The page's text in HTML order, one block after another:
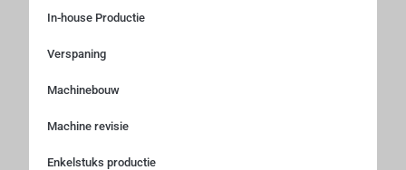
In-house Productie
Verspaning
Machinebouw
Machine revisie
Enkelstuks productie